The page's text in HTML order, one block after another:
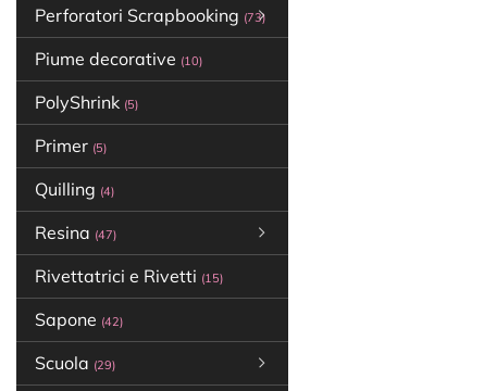
Perforatori Scrapbooking (73)
Piume decorative (10)
PolyShrink (5)
Primer (5)
Quilling (4)
Resina (47)
Rivettatrici e Rivetti (15)
Sapone (42)
Scuola (29)